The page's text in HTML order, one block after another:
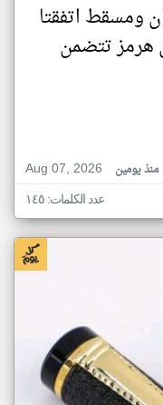
ومسقط اتفقتا
هرمز تتضمن
Aug 07, 2026
منذ يومين
عدد الكلمات: ١٤٥